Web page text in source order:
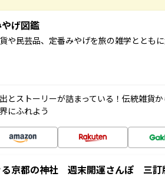
げ図鑑
や民芸品、定番みやげを旅の雑学ととも
とストーリーが詰まっている！伝統雑貨か
にふれよう
京都の神社 週末開運さんぽ 三訂